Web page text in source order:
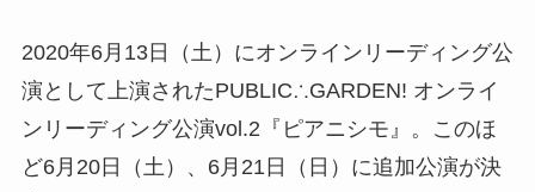
2020年6月13日（土）にオンラインリーディング公
演として上演されたPUBLIC∴GARDEN! オンライ
ンリーディング公演vol.2『ピアニシモ』。このほ
ど6月20日（土）、6月21日（日）に追加公演が決